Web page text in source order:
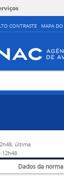
CONTRASTE MAPA DO
última
12h48
Dados da norma